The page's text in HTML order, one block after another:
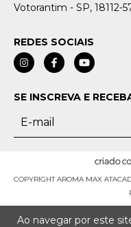
Ao navegar por este
Votorantim - SP, 18112-
REDES SOCIAIS
SE INSCREVA E
COPYRIGHT AROMA MAX